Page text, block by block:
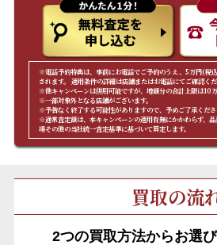
※電話予約特典は、事前にお電話でご予約のうえ、5万円(税
されます。 適用条件の詳細は店舗またはお電話にてご確認くだ
※他キャンペーンは併用可能ですが、増額分の合計上限は10万
※一部対象外となる店舗がございます。
※予告なく終了する可能性がありますので、予めご了承くださ
※通常査定額は、本キャンペーンの適用有無にかかわらず、
場その他の当社統一査定基準に基づいて算定します。
買取の流
2つの買取方法からお選